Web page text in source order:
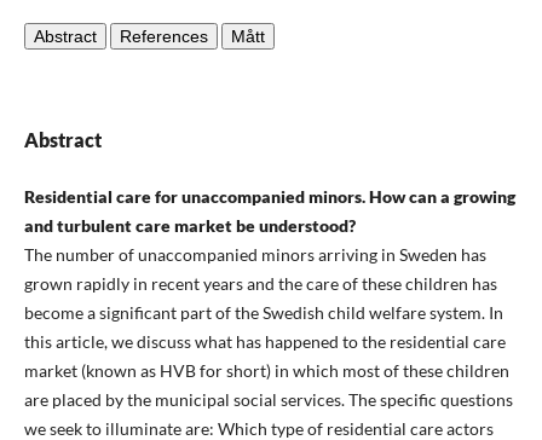
Abstract References Mått
Abstract
Residential care for unaccompanied minors. How can a growing
and turbulent care market be understood?
The number of unaccompanied minors arriving in Sweden has
grown rapidly in recent years and the care of these children has
become a significant part of the Swedish child welfare system. In
this article, we discuss what has happened to the residential care
market (known as HVB for short) in which most of these children
are placed by the municipal social services. The specific questions
we seek to illuminate are: Which type of residential care actors